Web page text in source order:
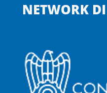
NETWORK